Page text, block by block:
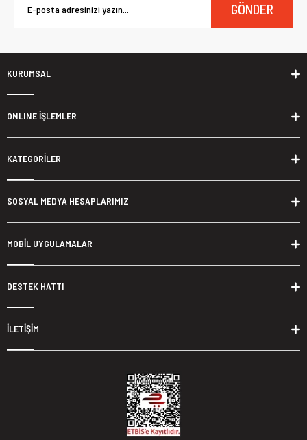
GÖNDER
KURUMSAL
ONLINE İŞLEMLER
KATEGORİLER
SOSYAL MEDYA HESAPLARIMIZ
MOBİL UYGULAMALAR
DESTEK HATTI
İLETİŞİM